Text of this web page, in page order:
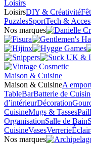
Loisirs
LoisirsDIY & Créativité
PuzzlesSportTech &
Nos marques
Maison & Cuisine
Maison & CuisineA
TableBarBatterie de
d’intérieurDécoration
CuisineMugs & Tasses
OrganisationSalle de Bain
CuisineVasesVerrerie
Nos marques